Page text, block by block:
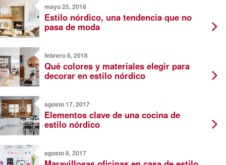
mayo 25, 2018
Estilo nórdico, una tendencia que no
pasa de moda
febrero 8, 2018
Qué colores y materiales elegir para
decorar en estilo nórdico
agosto 17, 2017
Elementos clave de una cocina de
estilo nórdico
agosto 8, 2017